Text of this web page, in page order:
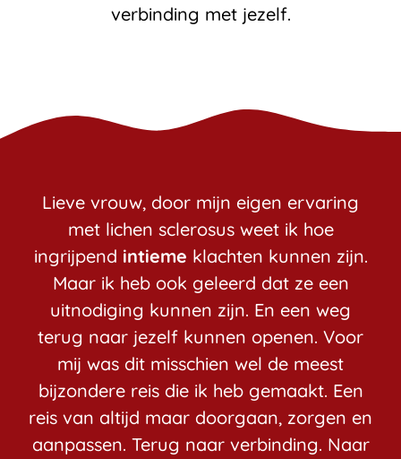
verbinding met jezelf.
Lieve vrouw, door mijn eigen ervaring
met lichen sclerosus weet ik hoe
ingrijpend intieme klachten kunnen zijn.
Maar ik heb ook geleerd dat ze een
uitnodiging kunnen zijn. En een weg
terug naar jezelf kunnen openen. Voor
mij was dit misschien wel de meest
bijzondere reis die ik heb gemaakt. Een
reis van altijd maar doorgaan, zorgen en
aanpassen. Terug naar verbinding. Naar